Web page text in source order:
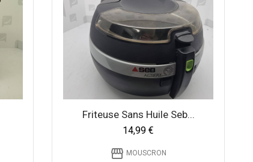
Friteuse Sans Huile Seb...
14,99 €
storefront MOUSCRON